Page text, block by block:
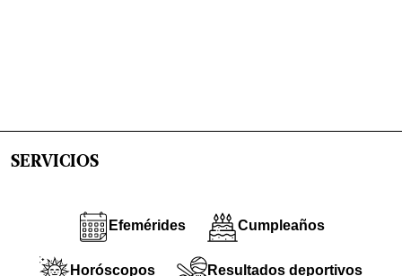
SERVICIOS
Efemérides Cumpleaños
Horóscopos Resultados deportivos